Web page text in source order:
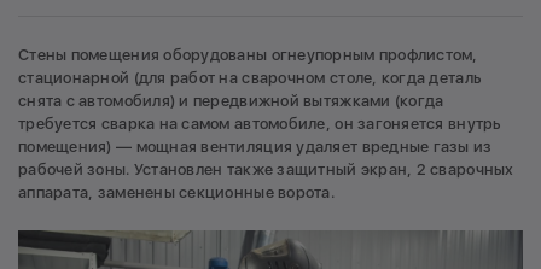
Стены помещения оборудованы огнеупорным профлистом,
стационарной (для работ на сварочном столе, когда деталь
снята с автомобиля) и передвижной вытяжками (когда
требуется сварка на самом автомобиле, он загоняется внутрь
помещения) — мощная вентиляция удаляет вредные газы из
рабочей зоны. Установлен также защитный экран, 2 сварочных
аппарата, заменены секционные ворота.